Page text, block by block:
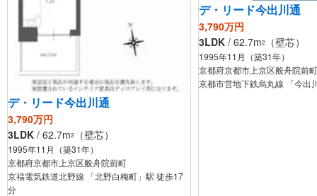
デ・リード今出川通
3,790万円
3LDK / 62.7m2 （壁芯）
1995年11月（築31年）
京都府京都市上京区般舟院前町
京福電気鉄道北野線 「北野白梅町」駅 徒歩17
分
デ・リード今出川通
3,790万円
3LDK / 62.7m2 （壁芯）
1995年11月（築31年）
京都府京都市上京区般舟院前町
京都市営地下鉄烏丸線 「今出